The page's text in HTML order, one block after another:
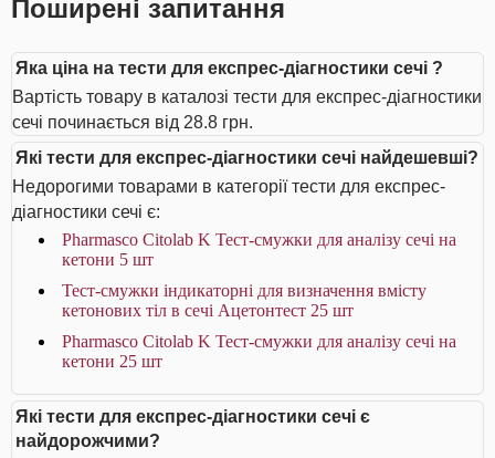
Поширені запитання
Яка ціна на тести для експрес-діагностики сечі ?
Вартість товару в каталозі тести для експрес-діагностики
сечі починається від 28.8 грн.
Які тести для експрес-діагностики сечі найдешевші?
Недорогими товарами в категорії тести для експрес-
діагностики сечі є:
Pharmasco Citolab K Тест-смужки для аналізу сечі на
кетони 5 шт
Тест-смужки індикаторні для визначення вмісту
кетонових тіл в сечі Ацетонтест 25 шт
Pharmasco Citolab K Тест-смужки для аналізу сечі на
кетони 25 шт
Які тести для експрес-діагностики сечі є
найдорожчими?